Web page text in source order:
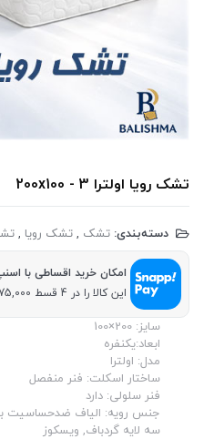
تشک رویا اولترا 3 - 200x100
دسته‌بندی: تشک ,تشک رویا ,
امکان خرید اقساطی با
این کالا را در 4 قسط 5,875,000 تومانی بخرید
سایز: 200×100
ابعاد:یکنفره
مدل: اولترا
ساختار اسکلت: فنر منفصل
فنر سلولی: دارد
جنس رویه: الیاف ضدحساسیت
سه لایه گردباف, ویسکوز